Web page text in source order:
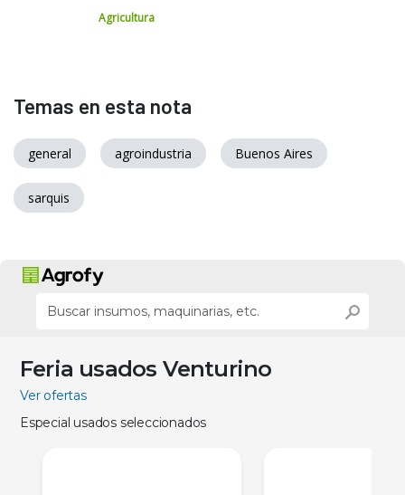
Agricultura
Temas en esta nota
general agroindustria Buenos Aires
sarquis
Feria usados Venturino
Ver ofertas
Especial usados seleccionados